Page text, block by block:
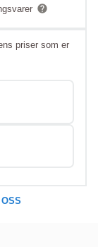
priser som er